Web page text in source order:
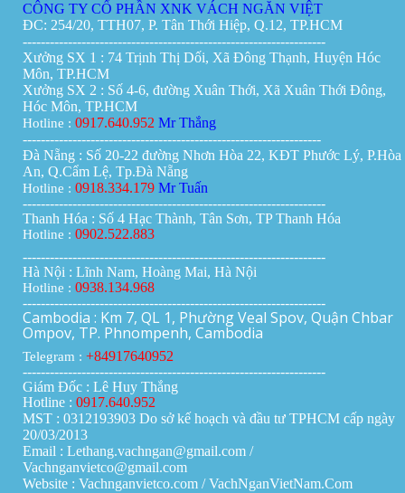
CÔNG TY CỔ PHẦN XNK VÁCH NGĂN VIỆT
ĐC: 254/20, TTH07, P. Tân Thới Hiệp, Q.12, TP.HCM
-------------------------------------------------------------------
Xưởng SX 1 : 74 Trịnh Thị Dối, Xã Đông Thạnh, Huyện Hóc
Môn, TP.HCM
Xưởng SX 2 : Số 4-6, đường Xuân Thới, Xã Xuân Thới Đông,
Hóc Môn, TP.HCM
Hotline : 0917.640.952 Mr Thắng
------------------------------------------------------------------
Đà Nẵng : Số 20-22 đường Nhơn Hòa 22, KĐT Phước Lý, P.Hòa
An, Q.Cẩm Lệ, Tp.Đà Nẵng
Hotline : 0918.334.179 Mr Tuấn
-------------------------------------------------------------------
Thanh Hóa : Số 4 Hạc Thành, Tân Sơn, TP Thanh Hóa
Hotline : 0902.522.883
-------------------------------------------------------------------
Hà Nội : Lĩnh Nam, Hoàng Mai, Hà Nội
Hotline : 0938.134.968
-------------------------------------------------------------------
Cambodia : Km 7, QL 1, Phường Veal Spov, Quận Chbar
Ompov, TP. Phnompenh, Cambodia
Telegram : +84917640952
-------------------------------------------------------------------
Giám Đốc : Lê Huy Thắng
Hotline : 0917.640.952
MST : 0312193903 Do sở kế hoạch và đầu tư TPHCM cấp ngày
20/03/2013
Email : Lethang.vachngan@gmail.com /
Vachnganvietco@gmail.com
Website : Vachnganvietco.com /VachNganVietNam.Com